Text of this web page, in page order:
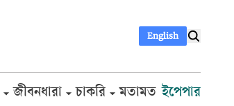
English
জীবনধারা চাকরি মতামত ইপেপার